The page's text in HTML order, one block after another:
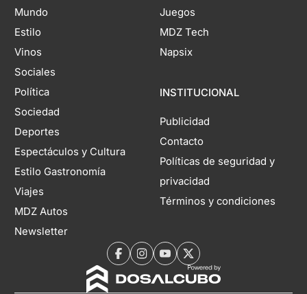
Mundo
Estilo
Vinos
Sociales
Política
Sociedad
Deportes
Espectáculos y Cultura
Estilo Gastronomía
Viajes
MDZ Autos
Newsletter
Juegos
MDZ Tech
Napsix
INSTITUCIONAL
Publicidad
Contacto
Políticas de seguridad y
privacidad
Términos y condiciones